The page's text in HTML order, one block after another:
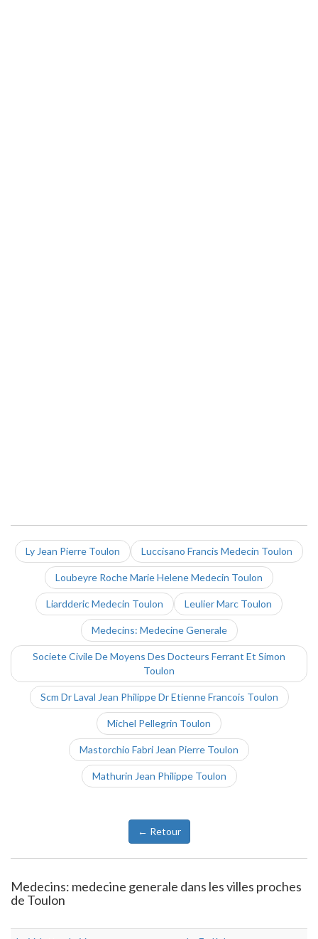
Ly Jean Pierre Toulon Luccisano Francis Medecin Toulon
Loubeyre Roche Marie Helene Medecin Toulon
Liardderic Medecin Toulon Leulier Marc Toulon
Medecins: Medecine Generale
Societe Civile De Moyens Des Docteurs Ferrant Et Simon
Toulon
Scm Dr Laval Jean Philippe Dr Etienne Francois Toulon
Michel Pellegrin Toulon
Mastorchio Fabri Jean Pierre Toulon
Mathurin Jean Philippe Toulon
← Retour
Medecins: medecine generale dans les villes proches
de Toulon